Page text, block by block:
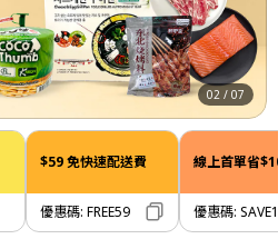
03 / 07
$59 免快速配送費
優惠碼: FREE59
線上首單省$10
優惠碼: SAVE10